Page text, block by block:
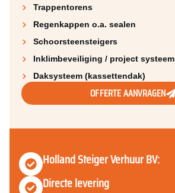
Trappentorens
Regenkappen o.a. sealen
Schoorsteen­steigers
Inklimbeveiliging / project systeem
Daksysteem (kassettendak)
OFFERTE AANVRAGEN
Holland Steiger Verhuur BV:
Directe levering